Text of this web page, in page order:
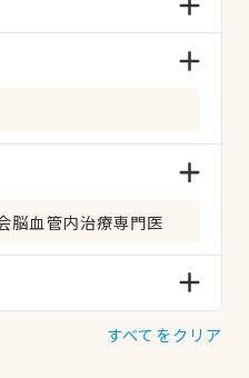
脳血管内治療専門医
すべてをクリア